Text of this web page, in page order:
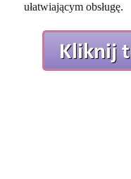
ułatwiającym obsługę.